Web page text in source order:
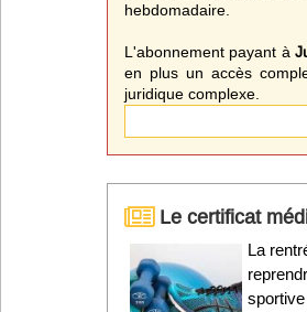
hebdomadaire.
L'abonnement payant à
en plus un accès
juridique complexe.
Le certificat
La